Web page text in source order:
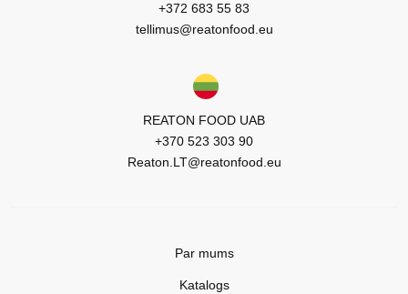
+372 683 55 83
tellimus@reatonfood.eu
REATON FOOD UAB
+370 523 303 90
Reaton.LT@reatonfood.eu
Par mums
Katalogs